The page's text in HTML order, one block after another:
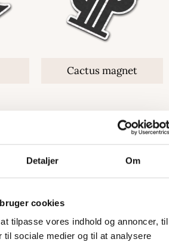
Detaljer Om
cookies
tilpasse vores indhold og annoncer, til
til sociale medier og til at analysere
Cactus magnet
Højhælede Sko magnet